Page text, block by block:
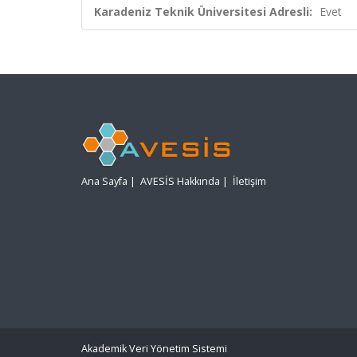
Karadeniz Teknik Üniversitesi Adresli: Evet
Ana Sayfa | AVESİS Hakkında | İletişim
Akademik Veri Yönetim Sistemi